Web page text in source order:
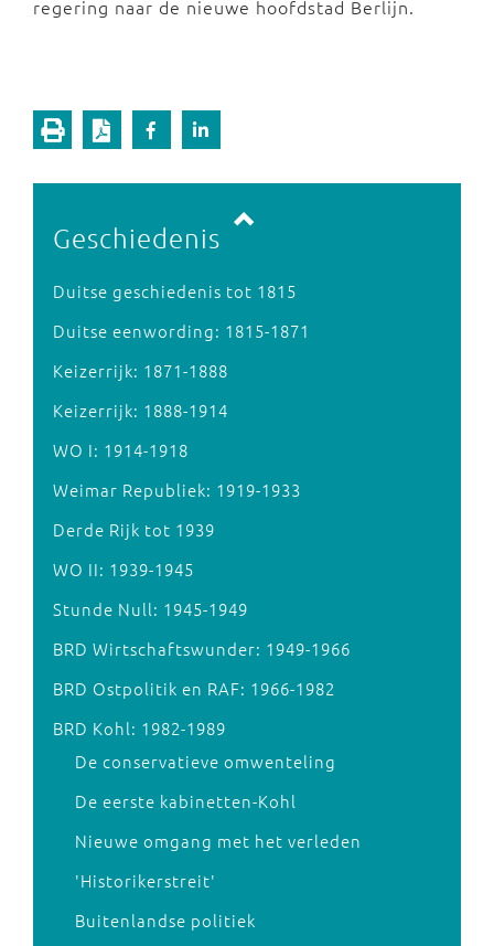
regering naar de nieuwe hoofdstad Berlijn.
Geschiedenis
Duitse geschiedenis tot 1815
Duitse eenwording: 1815-1871
Keizerrijk: 1871-1888
Keizerrijk: 1888-1914
WO I: 1914-1918
Weimar Republiek: 1919-1933
Derde Rijk tot 1939
WO II: 1939-1945
Stunde Null: 1945-1949
BRD Wirtschaftswunder: 1949-1966
BRD Ostpolitik en RAF: 1966-1982
BRD Kohl: 1982-1989
De conservatieve omwenteling
De eerste kabinetten-Kohl
Nieuwe omgang met het verleden
'Historikerstreit'
Buitenlandse politiek